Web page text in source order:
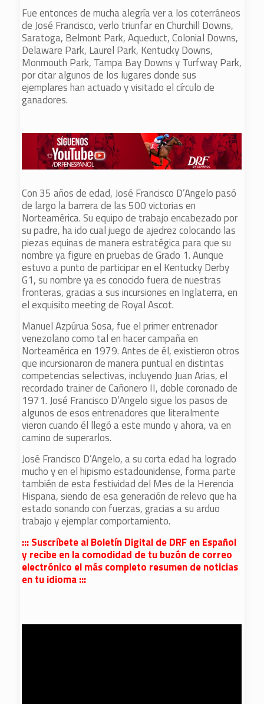
Fue entonces de mucha alegría ver a los coterráneos
de José Francisco, verlo triunfar en Churchill Downs,
Saratoga, Belmont Park, Aqueduct, Colonial Downs,
Delaware Park, Laurel Park, Kentucky Downs,
Monmouth Park, Tampa Bay Downs y Turfway Park,
por citar algunos de los lugares donde sus
ejemplares han actuado y visitado el círculo de
ganadores.
Con 35 años de edad, José Francisco D’Angelo pasó
de largo la barrera de las 500 victorias en
Norteamérica. Su equipo de trabajo encabezado por
su padre, ha ido cual juego de ajedrez colocando las
piezas equinas de manera estratégica para que su
nombre ya figure en pruebas de Grado 1. Aunque
estuvo a punto de participar en el Kentucky Derby
G1, su nombre ya es conocido fuera de nuestras
fronteras, gracias a sus incursiones en Inglaterra, en
el exquisito meeting de Royal Ascot.
Manuel Azpúrua Sosa, fue el primer entrenador
venezolano como tal en hacer campaña en
Norteamérica en 1979. Antes de él, existieron otros
que incursionaron de manera puntual en distintas
competencias selectivas, incluyendo Juan Arias, el
recordado trainer de Cañonero II, doble coronado de
1971. José Francisco D’Angelo sigue los pasos de
algunos de esos entrenadores que literalmente
vieron cuando él llegó a este mundo y ahora, va en
camino de superarlos.
José Francisco D’Angelo, a su corta edad ha logrado
mucho y en el hipismo estadounidense, forma parte
también de esta festividad del Mes de la Herencia
Hispana, siendo de esa generación de relevo que ha
estado sonando con fuerzas, gracias a su arduo
trabajo y ejemplar comportamiento.
::: Suscríbete al Boletín Digital de DRF en Español
y recibe en la comodidad de tu buzón de correo
electrónico el más completo resumen de noticias
en tu idioma :::